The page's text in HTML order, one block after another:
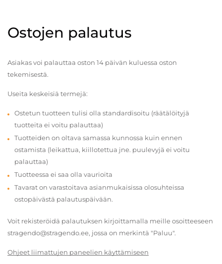
Ostojen palautus
Asiakas voi palauttaa oston 14 päivän kuluessa oston
tekemisestä.
Useita keskeisiä termejä:
Ostetun tuotteen tulisi olla standardisoitu (räätälöityjä
tuotteita ei voitu palauttaa)
Tuotteiden on oltava samassa kunnossa kuin ennen
ostamista (leikattua, kiillotettua jne. puulevyjä ei voitu
palauttaa)
Tuotteessa ei saa olla vaurioita
Tavarat on varastoitava asianmukaisissa olosuhteissa
ostopäivästä palautuspäivään.
Voit rekisteröidä palautuksen kirjoittamalla meille osoitteeseen
stragendo@stragendo.ee, jossa on merkintä "Paluu".
Ohjeet liimattujen paneelien käyttämiseen